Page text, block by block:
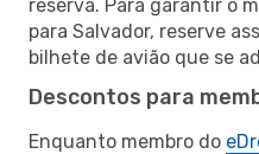
reserva. Para garantir o
para Salvador, reserve
bilhete de avião que se
Descontos para
Enquanto membro do